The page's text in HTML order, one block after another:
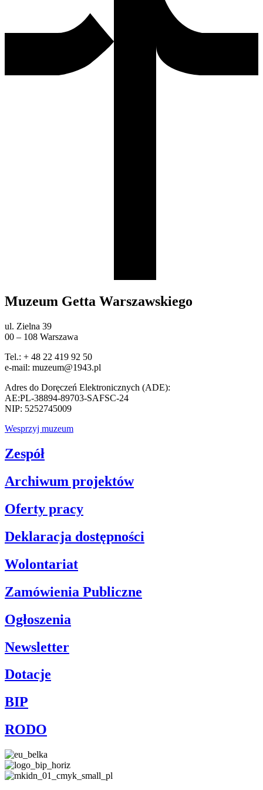
Muzeum Getta Warszawskiego
ul. Zielna 39
00 – 108 Warszawa
Tel.: + 48 22 419 92 50
e-mail: muzeum@1943.pl
Adres do Doręczeń Elektronicznych (ADE):
AE:PL-38894-89703-SAFSC-24
NIP: 5252745009
Wesprzyj muzeum
Zespół
Archiwum projektów
Oferty pracy
Deklaracja dostępności
Wolontariat
Zamówienia Publiczne
Ogłoszenia
Newsletter
Dotacje
BIP
RODO